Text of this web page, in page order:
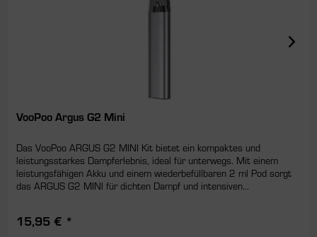
VooPoo Argus G2 Mini
Das VooPoo ARGUS G2 MINI Kit bietet ein kompaktes und
leistungsstarkes Dampferlebnis, ideal für unterwegs. Mit einem
leistungsfähigen Akku und einem wiederbefüllbaren 2 ml Pod sorgt
das ARGUS G2 MINI für dichten Dampf und intensiven...
15,95 € *